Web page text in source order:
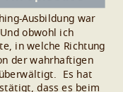
Ausbildung war
obwohl ich
in welche Richtung
der wahrhaftigen
Es hat
dass es beim